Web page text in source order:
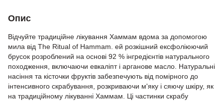
Опис
Відчуйте традиційне лікування Хаммам вдома за допомогою
мила від The Ritual of Hammam. ей розкішний ексфоліюючий
брусок розроблений на основі 92 % інгредієнтів натурального
походження, включаючи евкаліпт і арганове масло. Натуральні
насіння та кісточки фруктів забезпечують від помірного до
інтенсивного скрабування, розкриваючи м'яку і сяючу шкіру, як
на традиційному лікуванні Хаммам. Ці частинки скрабу